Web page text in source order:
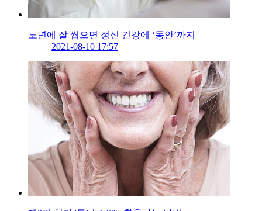
노년에 잘 씹으면 정신 건강에 ‘동안’까지
2021-08-10 17:57